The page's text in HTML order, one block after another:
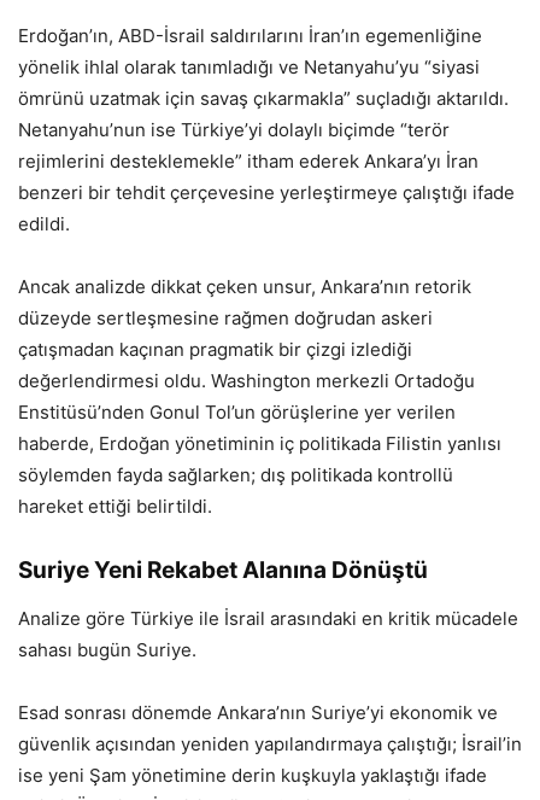
Erdoğan’ın, ABD-İsrail saldırılarını İran’ın egemenliğine
yönelik ihlal olarak tanımladığı ve Netanyahu’yu “siyasi
ömrünü uzatmak için savaş çıkarmakla” suçladığı aktarıldı.
Netanyahu’nun ise Türkiye’yi dolaylı biçimde “terör
rejimlerini desteklemekle” itham ederek Ankara’yı İran
benzeri bir tehdit çerçevesine yerleştirmeye çalıştığı ifade
edildi.
Ancak analizde dikkat çeken unsur, Ankara’nın retorik
düzeyde sertleşmesine rağmen doğrudan askeri
çatışmadan kaçınan pragmatik bir çizgi izlediği
değerlendirmesi oldu. Washington merkezli Ortadoğu
Enstitüsü’nden Gonul Tol’un görüşlerine yer verilen
haberde, Erdoğan yönetiminin iç politikada Filistin yanlısı
söylemden fayda sağlarken; dış politikada kontrollü
hareket ettiği belirtildi.
Suriye Yeni Rekabet Alanına Dönüştü
Analize göre Türkiye ile İsrail arasındaki en kritik mücadele
sahası bugün Suriye.
Esad sonrası dönemde Ankara’nın Suriye’yi ekonomik ve
güvenlik açısından yeniden yapılandırmaya çalıştığı; İsrail’in
ise yeni Şam yönetimine derin kuşkuyla yaklaştığı ifade